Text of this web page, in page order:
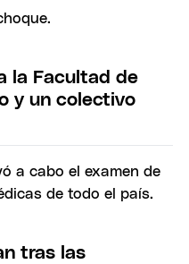
la Facultad de
y un colectivo
tras las